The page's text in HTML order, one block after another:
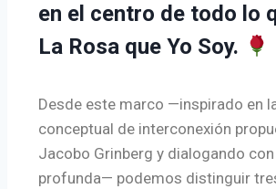
en el centro de todo lo
La Rosa que Yo Soy.
Desde este marco —inspirado en
conceptual de interconexión
Jacobo Grinberg y dialogando
profunda— podemos distinguir